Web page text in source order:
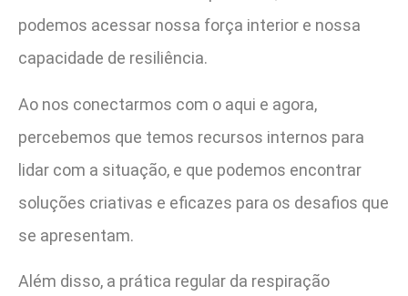
podemos acessar nossa força interior e nossa
capacidade de resiliência.
Ao nos conectarmos com o aqui e agora,
percebemos que temos recursos internos para
lidar com a situação, e que podemos encontrar
soluções criativas e eficazes para os desafios que
se apresentam.
Além disso, a prática regular da respiração